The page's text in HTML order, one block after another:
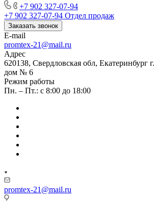
+7 902 327-07-94
+7 902 327-07-94 Отдел продаж
Заказать звонок
E-mail
promtex-21@mail.ru
Адрес
620138, Свердловская обл, Екатеринбург
дом № 6
Режим работы
Пн. – Пт.: с 8:00 до 18:00
promtex-21@mail.ru